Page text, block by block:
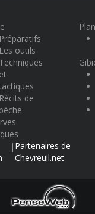
Préparatifs
Les outils
Techniques
et
Récits de
pêche
| Partenaires de
Chevreuil.net